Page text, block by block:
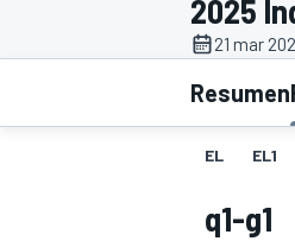
FÓRMULA E
2025
21 mar
Resumen
EL EL1
q1-g1